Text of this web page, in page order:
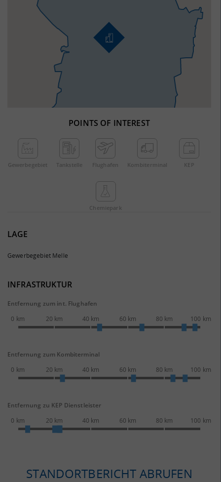
POINTS OF INTEREST
Gewerbe­gebiet Tankstelle Flughafen Kombi­terminal KEP
Chemie­park
LAGE
Gewerbegebiet Melle
INFRASTRUKTUR
Entfernung zum int. Flughafen
0 km
20 km 40 km 60 km 80 km 100 km
Entfernung zum Kombiterminal
0 km
20 km 40 km 60 km 80 km 100 km
Entfernung zu KEP Dienstleister
0 km
20 km 40 km 60 km 80 km 100 km
STANDORTBERICHT ABRUFEN